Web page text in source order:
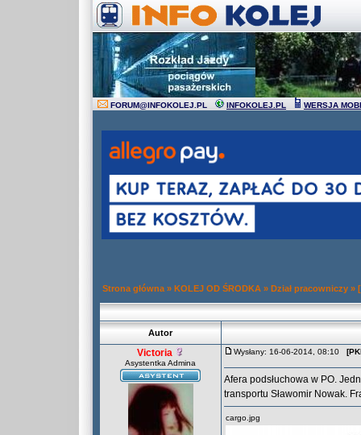
FORUM@INFOKOLEJ.PL INFOKOLEJ.PL WERSJA
Strona główna » KOLEJ OD ŚRODKA » Dział pracowniczy »
Autor
Victoria
Asystentka Admina
Wysłany: 16-06-2014, 08:10
Afera podsłuchowa w PO.
transportu Sławomir Nowak.
cargo.jpg